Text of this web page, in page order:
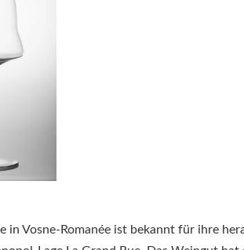
in Vosne-Romanée ist bekannt für ihre